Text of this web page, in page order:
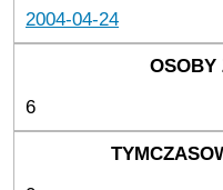
2004-04-24
6